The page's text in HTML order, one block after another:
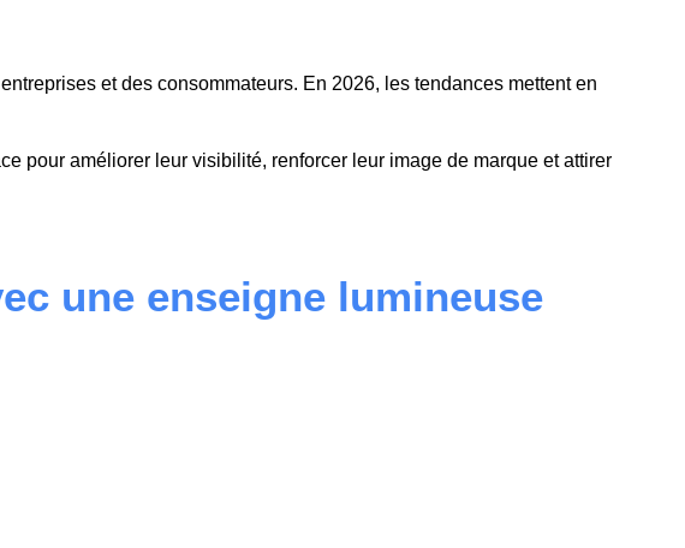
et des consommateurs. En 2026, les tendances mettent en
pour améliorer leur visibilité, renforcer leur image de marque et attirer
une enseigne lumineuse